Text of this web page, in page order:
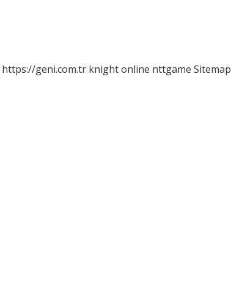
https://geni.com.tr knight online nttgame Sitemap